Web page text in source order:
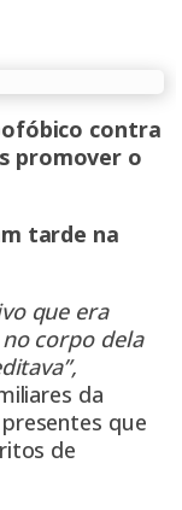
contra
promover o
tarde na
que era
corpo dela
da
que
de